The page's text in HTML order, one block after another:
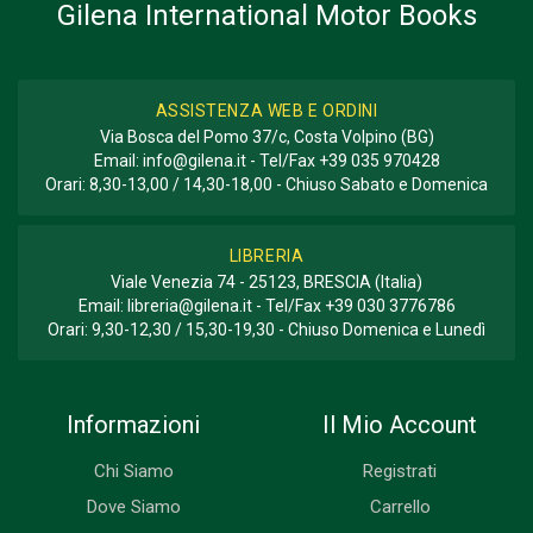
Gilena International Motor Books
ASSISTENZA WEB E ORDINI
Via Bosca del Pomo 37/c, Costa Volpino (BG)
Email: info@gilena.it- Tel/Fax +39 035 970428
Orari: 8,30-13,00 / 14,30-18,00 - Chiuso Sabato e Domenica
LIBRERIA
Viale Venezia 74 - 25123, BRESCIA (Italia)
Email: libreria@gilena.it- Tel/Fax +39 030 3776786
Orari: 9,30-12,30 / 15,30-19,30 - Chiuso Domenica e Lunedì
Informazioni
Chi Siamo
Dove Siamo
Il Mio Account
Registrati
Carrello